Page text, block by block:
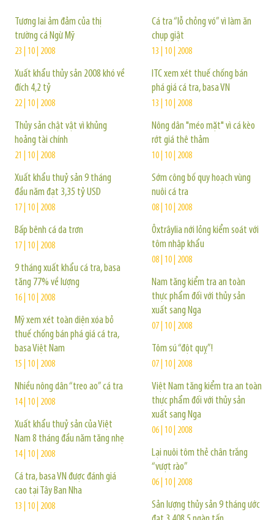
Tương lai ảm đảm của thị
trường cá Ngừ Mỹ
23 | 10 | 2008
Xuất khẩu thủy sản 2008 khó về
đích 4,2 tỷ
22 | 10 | 2008
Thủy sản chật vật vì khủng
hoảng tài chính
21 | 10 | 2008
Xuất khẩu thuỷ sản 9 tháng
đầu năm đạt 3,35 tỷ USD
17 | 10 | 2008
Bấp bênh cá da trơn
17 | 10 | 2008
9 tháng xuất khẩu cá tra, basa
tăng 77% về lượng
16 | 10 | 2008
Mỹ xem xét toàn diện xóa bỏ
thuế chống bán phá giá cá tra,
basa Việt Nam
15 | 10 | 2008
Nhiều nông dân “treo ao” cá tra
14 | 10 | 2008
Xuất khẩu thuỷ sản của Việt
Nam 8 tháng đầu năm tăng nhẹ
14 | 10 | 2008
Cá tra, basa VN được đánh giá
cao tại Tây Ban Nha
13 | 10 | 2008
Cá tra “lỗ chỏng vó” vì làm ăn
chụp giật
13 | 10 | 2008
ITC xem xét thuế chống bán
phá giá cá tra, basa VN
13 | 10 | 2008
Nông dân "méo mặt" vì cá kèo
rớt giá thê thảm
10 | 10 | 2008
Sớm công bố quy hoạch vùng
nuôi cá tra
08 | 10 | 2008
Ôxtrâylia nới lỏng kiểm soát với
tôm nhập khẩu
08 | 10 | 2008
Nam tăng kiểm tra an toàn
thực phẩm đối với thủy sản
xuất sang Nga
07 | 10 | 2008
Tôm sú “đột quỵ”!
07 | 10 | 2008
Việt Nam tăng kiểm tra an toàn
thực phẩm đối với thủy sản
xuất sang Nga
06 | 10 | 2008
Lại nuôi tôm thẻ chân trắng
“vượt rào”
06 | 10 | 2008
Sản lượng thủy sản 9 tháng ước